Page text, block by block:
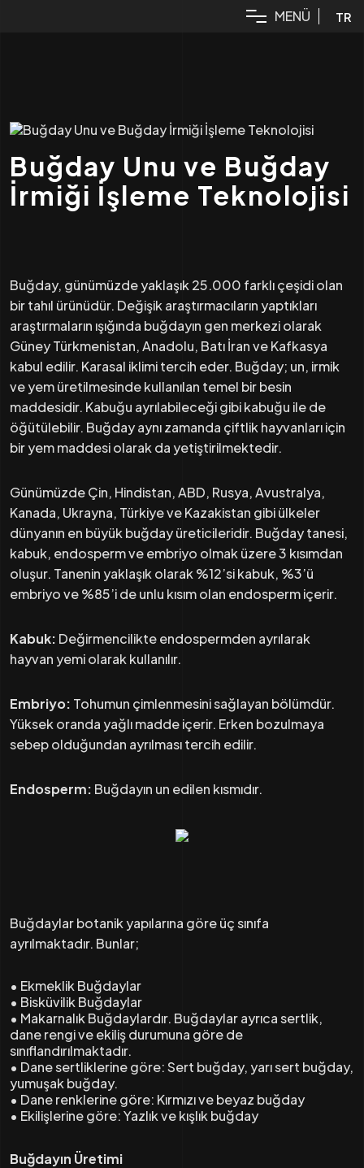
MENÜ TR
Buğday Unu ve Buğday
İrmiği İşleme Teknolojisi
Buğday, günümüzde yaklaşık 25.000 farklı çeşidi olan
bir tahıl ürünüdür. Değişik araştırmacıların yaptıkları
araştırmaların ışığında buğdayın gen merkezi olarak
Güney Türkmenistan, Anadolu, Batı İran ve Kafkasya
kabul edilir. Karasal iklimi tercih eder. Buğday; un, irmik
ve yem üretilmesinde kullanılan temel bir besin
maddesidir. Kabuğu ayrılabileceği gibi kabuğu ile de
öğütülebilir. Buğday aynı zamanda çiftlik hayvanları için
bir yem maddesi olarak da yetiştirilmektedir.
Günümüzde Çin, Hindistan, ABD, Rusya, Avustralya,
Kanada, Ukrayna, Türkiye ve Kazakistan gibi ülkeler
dünyanın en büyük buğday üreticileridir. Buğday tanesi,
kabuk, endosperm ve embriyo olmak üzere 3 kısımdan
oluşur. Tanenin yaklaşık olarak %12’si kabuk, %3’ü
embriyo ve %85’i de unlu kısım olan endosperm içerir.
Kabuk: Değirmencilikte endospermden ayrılarak
hayvan yemi olarak kullanılır.
Embriyo: Tohumun çimlenmesini sağlayan bölümdür.
Yüksek oranda yağlı madde içerir. Erken bozulmaya
sebep olduğundan ayrılması tercih edilir.
Endosperm: Buğdayın un edilen kısmıdır.
Buğdaylar botanik yapılarına göre üç sınıfa
ayrılmaktadır. Bunlar;
• Ekmeklik Buğdaylar
• Bisküvilik Buğdaylar
• Makarnalık Buğdaylardır. Buğdaylar ayrıca sertlik,
dane rengi ve ekiliş durumuna göre de
sınıflandırılmaktadır.
• Dane sertliklerine göre: Sert buğday, yarı sert buğday,
yumuşak buğday.
• Dane renklerine göre: Kırmızı ve beyaz buğday
• Ekilişlerine göre: Yazlık ve kışlık buğday
Buğdayın Üretimi